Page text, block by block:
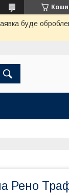
буде
Рено